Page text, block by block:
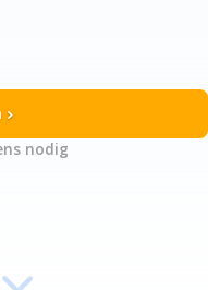
chevron_right
nodig